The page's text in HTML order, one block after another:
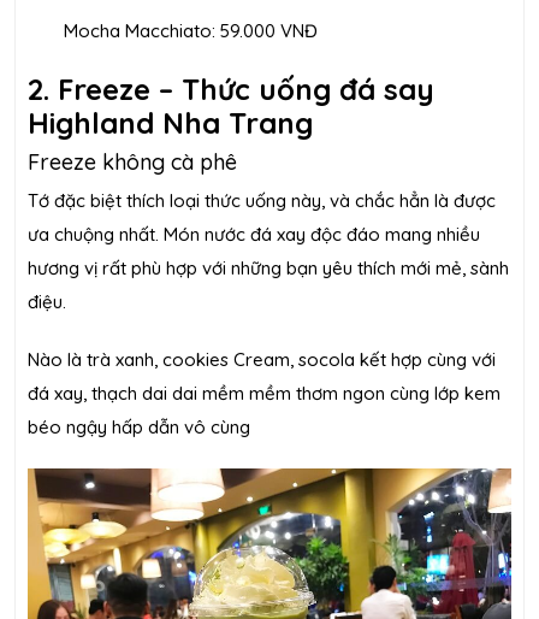
Mocha Macchiato: 59.000 VNĐ
2. Freeze – Thức uống đá say
Highland Nha Trang
Freeze không cà phê
Tớ đặc biệt thích loại thức uống này, và chắc hẳn là được
ưa chuộng nhất. Món nước đá xay độc đáo mang nhiều
hương vị rất phù hợp với những bạn yêu thích mới mẻ, sành
điệu.
Nào là trà xanh, cookies Cream, socola kết hợp cùng với
đá xay, thạch dai dai mềm mềm thơm ngon cùng lớp kem
béo ngậy hấp dẫn vô cùng